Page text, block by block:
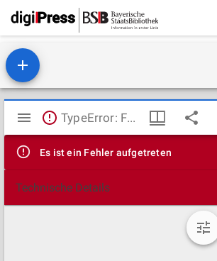
Mirador
Viewer
TypeError: Failed to fetch
Es ist ein Fehler aufgetreten
Technische Details